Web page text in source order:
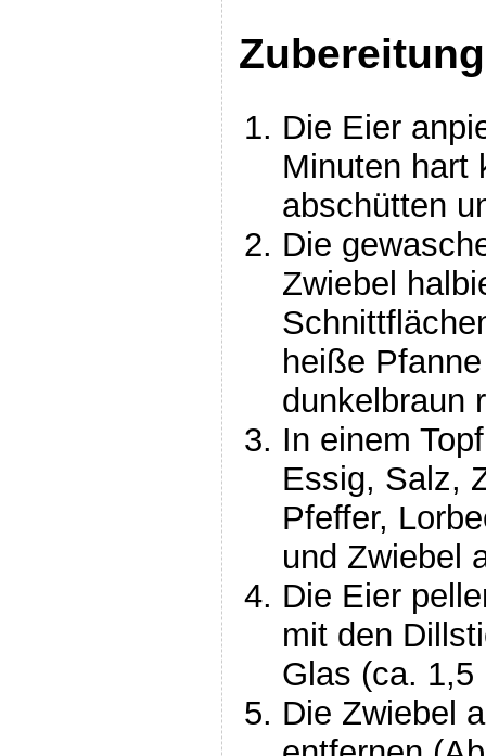
Die Eier
Minuten hart
abschütten
Die
Zwiebel
heiße
dunkelbraun
In einem
Essig, Salz,
Pfeffer,
und Zwiebel
Die Eier
mit den
Glas (ca.
Die Zwiebel